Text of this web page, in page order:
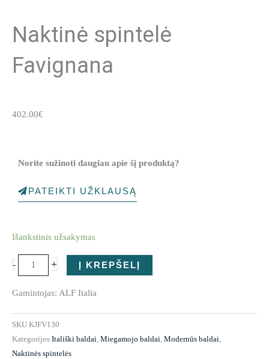
Naktinė spintelė
Favignana
402.00€
Norite sužinoti daugiau apie šį produktą?
PATEIKTI UŽKLAUSĄ
Išankstinis užsakymas
-
kiekis:
Naktinė
spintelė
+ Į KREPŠELĮ
Gamintojas: ALF Italia
SKU KJFV130
Kategorijos Itališki baldai, Miegamojo baldai, Modernūs baldai,
Naktinės spintelės